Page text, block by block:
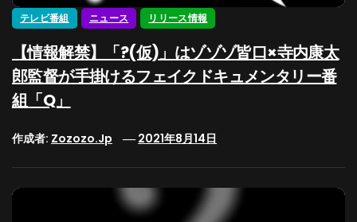
テレビ番組 ニュース リリース情報
【情報解禁】「?(仮)」はゾゾゾ皆口×寺内康太
郎監督が手掛けるフェイクドキュメンタリー番
組「Q」
作成者: Zozozo.jp 2021年8月14日